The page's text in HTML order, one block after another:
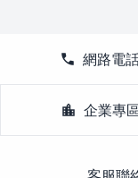
call 網路電
location_city 企業專